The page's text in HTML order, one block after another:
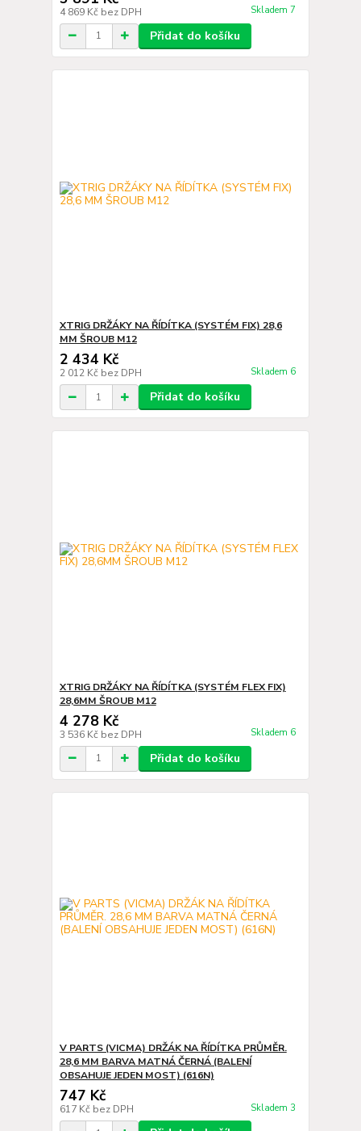
4 869 Kč bez DPH Skladem 7
Přidat do košíku
XTRIG DRŽÁKY NA ŘÍDÍTKA (SYSTÉM FIX) 28,6
MM ŠROUB M12
2 434 Kč
2 012 Kč bez DPH Skladem 6
Přidat do košíku
XTRIG DRŽÁKY NA ŘÍDÍTKA (SYSTÉM FLEX FIX)
28,6MM ŠROUB M12
4 278 Kč
3 536 Kč bez DPH Skladem 6
Přidat do košíku
V PARTS (VICMA) DRŽÁK NA ŘÍDÍTKA PRŮMĚR.
28,6 MM BARVA MATNÁ ČERNÁ (BALENÍ
OBSAHUJE JEDEN MOST) (616N)
747 Kč
617 Kč bez DPH Skladem 3